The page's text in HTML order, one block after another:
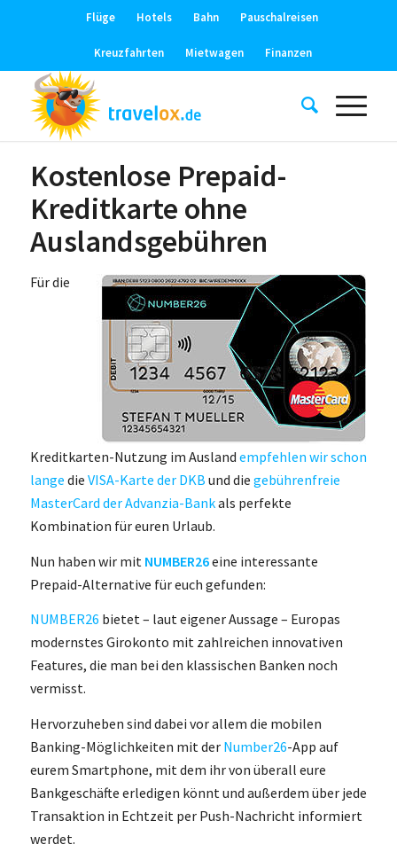
Flüge Hotels Bahn Pauschalreisen
Kreuzfahrten Mietwagen Finanzen
Kostenlose Prepaid-
Kreditkarte ohne
Auslandsgebühren
Für die
Kreditkarten-Nutzung im Ausland empfehlen wir schon
lange die VISA-Karte der DKB und die gebührenfreie
MasterCard der Advanzia-Bankals perfekte
Kombination für euren Urlaub.
Nun haben wir mit NUMBER26eine interessante
Prepaid-Alternative für euch gefunden:
NUMBER26 bietet – laut eigener Aussage – Europas
modernstes Girokonto mit zahlreichen innovativen
Features, die man bei den klassischen Banken noch
vermisst.
Hervorzuheben sind dabei vor allem die mobilen
Banking-Möglichkeiten mit der Number26-App auf
eurem Smartphone, mit dem ihr von überall eure
Bankgeschäfte erledigen könnt und außerdem über jede
Transaktion in Echtzeit per Push-Nachricht informiert
werdet.